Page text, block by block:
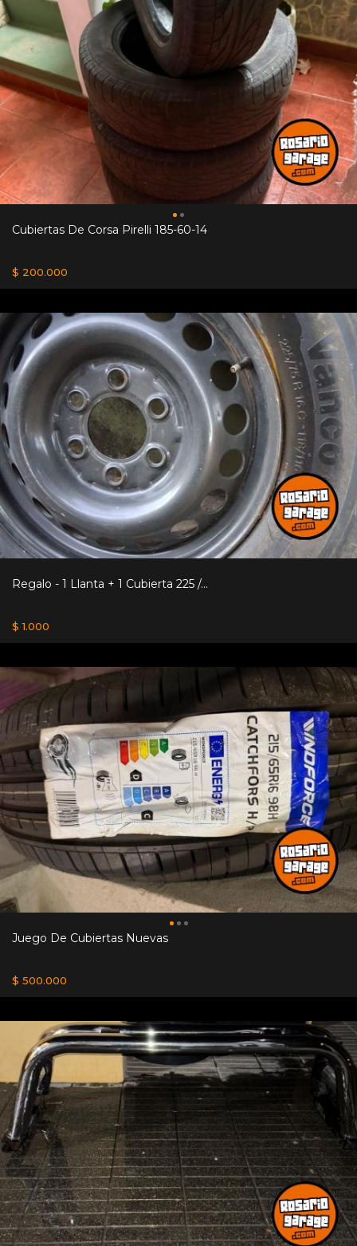
Cubiertas De Corsa Pirelli 185-60-14
$ 200.000
Regalo - 1 Llanta + 1 Cubierta 225 /...
$ 1.000
Juego De Cubiertas Nuevas
$ 500.000